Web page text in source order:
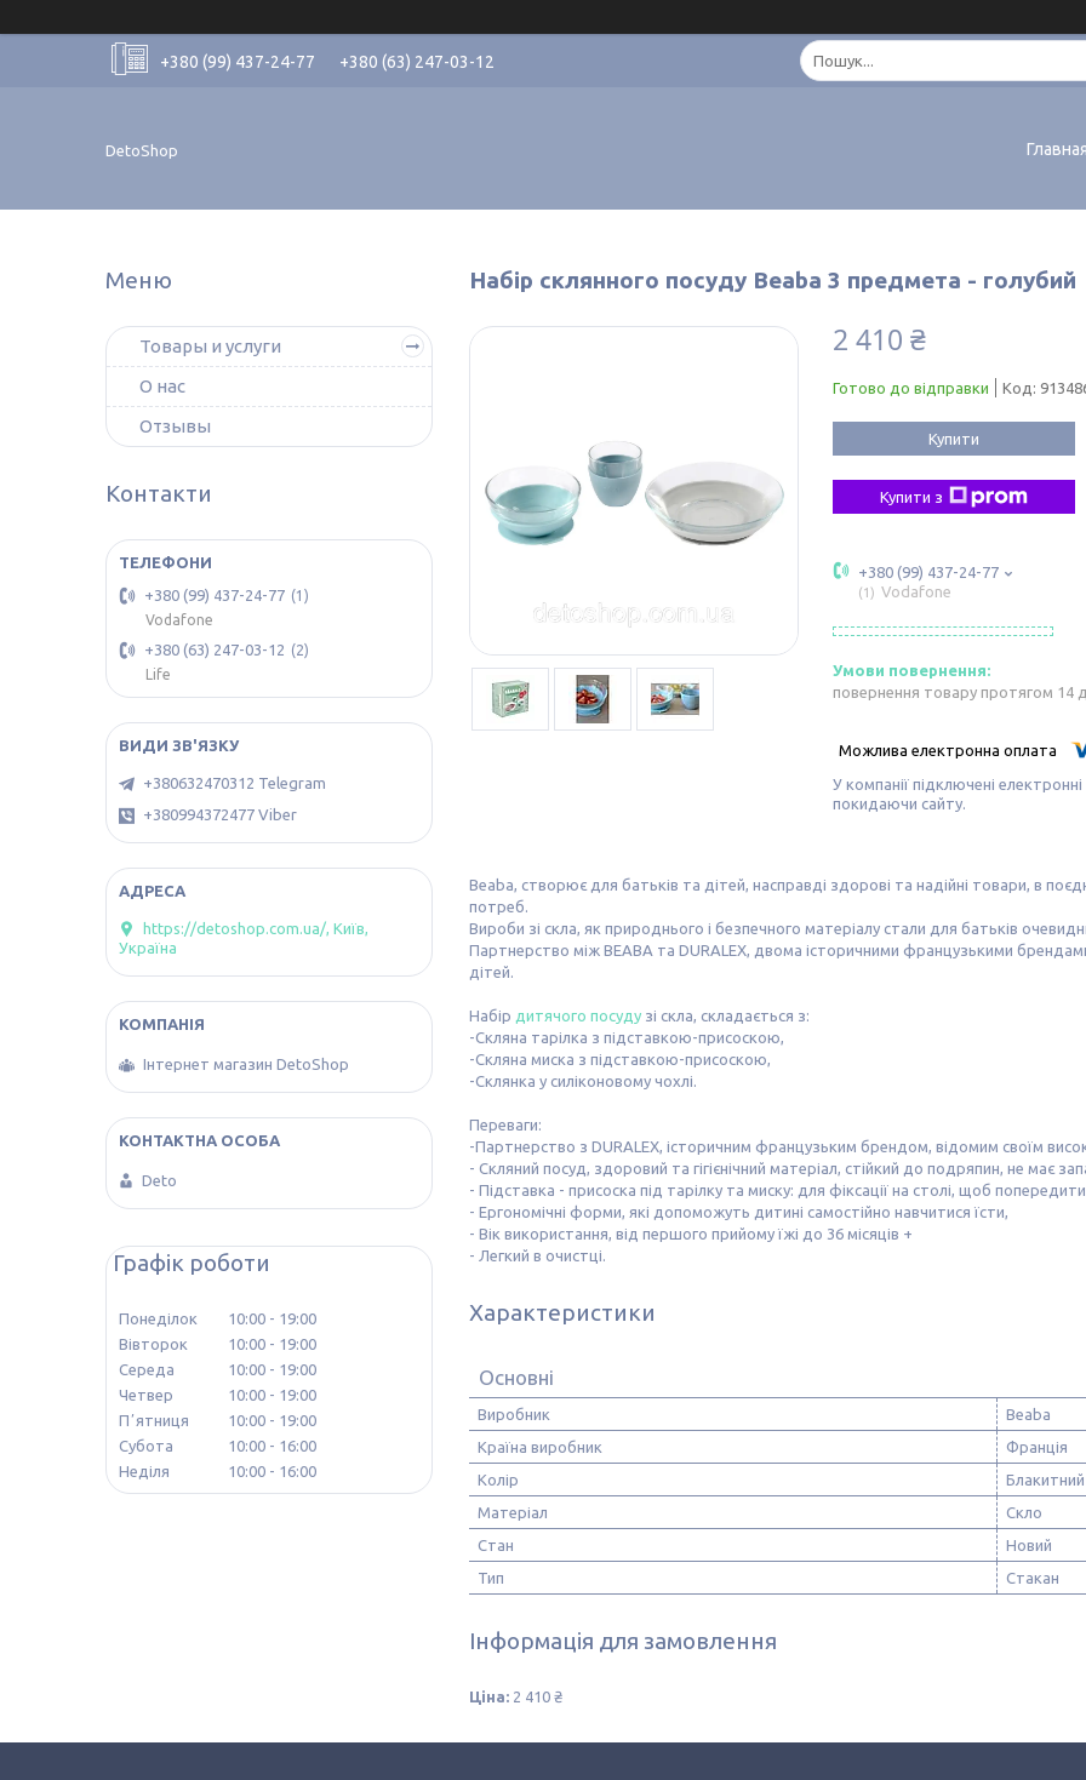
+380 (99) 437-24-77 +380 (63) 247-03-12
DetoShop
Набір склянного посуду Beaba 3 предмета - голубий
2 410 ₴
Готово до відправки Код:
Купити
Купити з
+380 (99) 437-24-77
1 Vodafone
повернення товару протягом 14
У компанії підключені
покидаючи сайту.
Beaba, створює для батьків та дітей, насправді здорові та надійні товари, в
потреб.
Вироби зі скла, як природнього і безпечного матеріалу стали для батьків
Партнерство між BEABA та DURALEX, двома історичними французькими
дітей.
Набір дитячого посуду зі скла, складається з:
-Скляна тарілка з підставкою-присоскою,
-Скляна миска з підставкою-присоскою,
-Склянка у силіконовому чохлі.
Переваги:
-Партнерство з DURALEX, історичним французьким брендом, відомим своїм
- Скляний посуд, здоровий та гігієнічний матеріал, стійкий до подряпин, не має
- Підставка - присоска під тарілку та миску: для фіксації на столі, щоб
- Ергономічні форми, які допоможуть дитині самостійно навчитися їсти,
- Вік використання, від першого прийому їжі до 36 місяців +
- Легкий в очистці.
Характеристики
Основні
Виробник
Beaba
Країна виробник
Франція
Колір
Блакитний
Матеріал
Скло
Стан
Новий
Тип
Стакан
Інформація для замовлення
Ціна: 2 410 ₴
Товары и услуги
О нас
Отзывы
Контакти
+380 (99) 437-24-77
1
Vodafone
+380 (63) 247-03-12
2
Life
+380632470312 Telegram
+380994372477 Viber
https://detoshop.com.ua/, Київ,
Україна
Інтернет магазин DetoShop
Deto
Графік роботи
Понеділок 10:00
19:00
Вівторок
10:00
19:00
Середа
10:00
19:00
Четвер
10:00
19:00
Пʼятниця
10:00
19:00
Субота
10:00
16:00
Неділя
10:00 16:00